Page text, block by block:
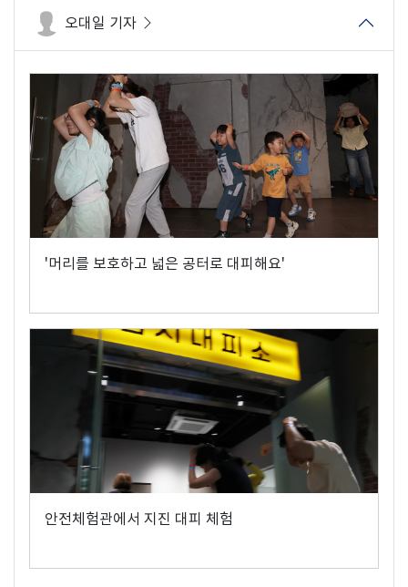
오대일 기자
'머리를 보호하고 넓은 공터로 대피해요'
안전체험관에서 지진 대피 체험